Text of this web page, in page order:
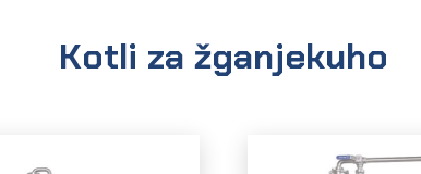
Kotli za žganjekuho